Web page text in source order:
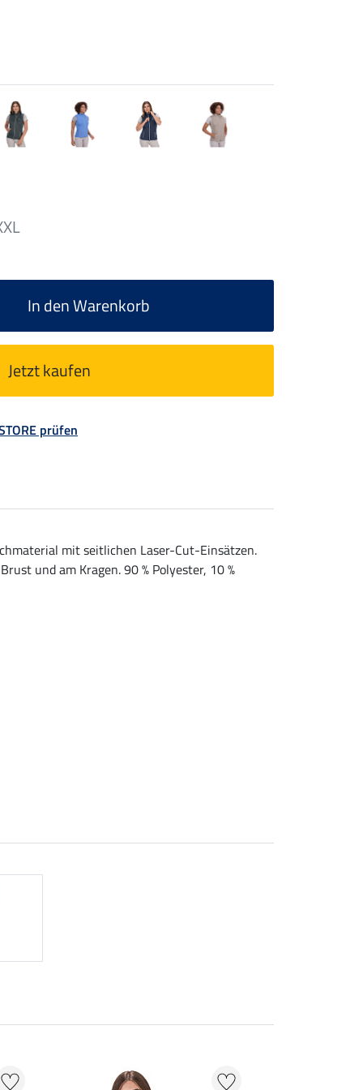
In den Warenkorb
Jetzt kaufen
prüfen
mit seitlichen Laser-Cut-Einsätzen.
und am Kragen. 90 % Polyester, 10 %